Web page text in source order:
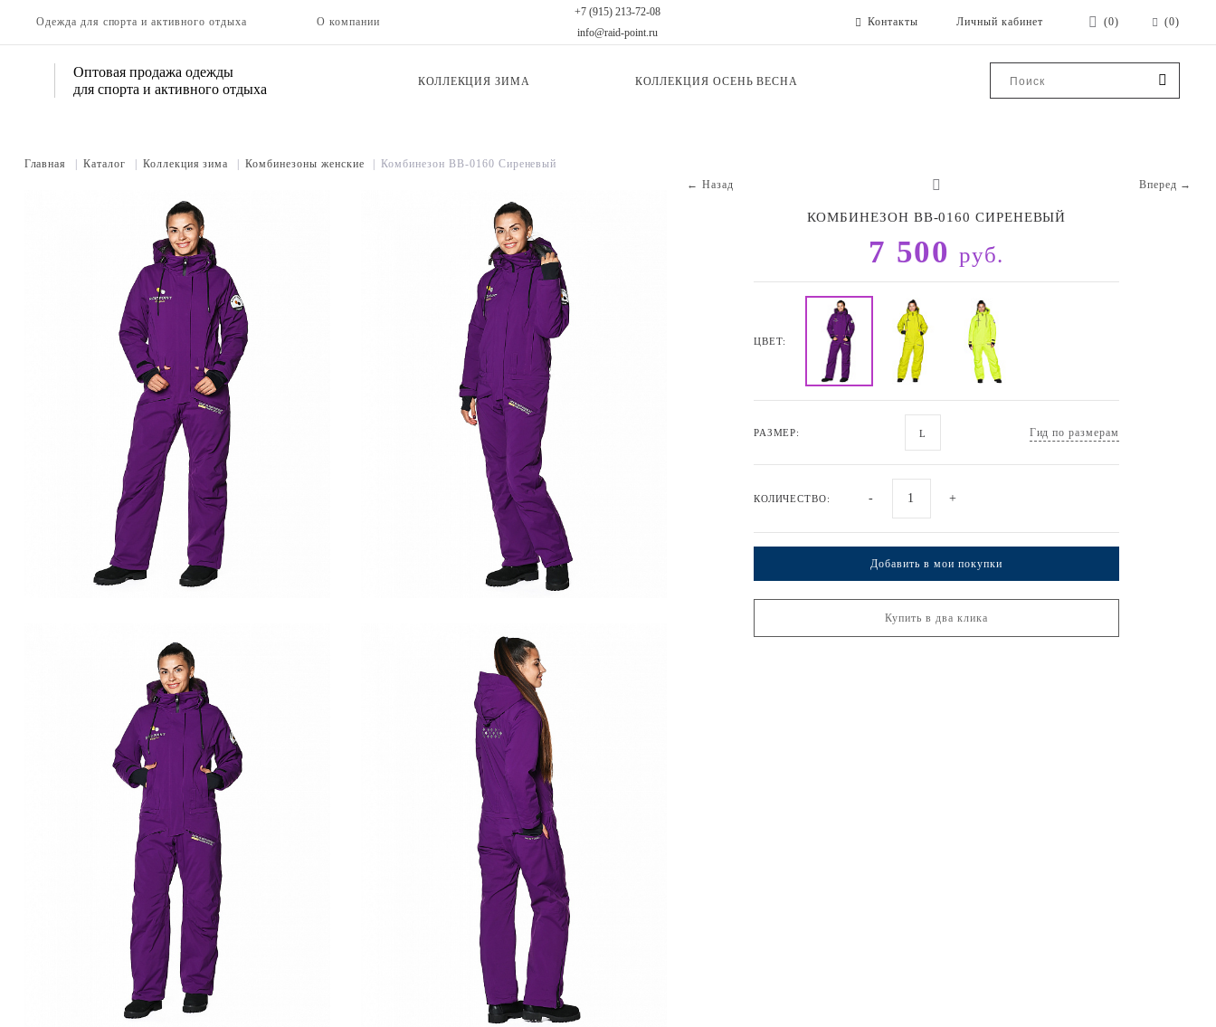
Одежда для спорта и активного отдыха О компании
+7 (915) 213-72-08
info@raid-point.ru
Контакты Личный кабинет (0) (0)
Оптовая продажа одежды
для спорта и активного отдыха
КОЛЛЕКЦИЯ ЗИМА КОЛЛЕКЦИЯ ОСЕНЬ ВЕСНА
Главная Каталог Коллекция зима Комбинезоны женские Комбинезон BB-0160 Сиреневый
← Назад
КОМБИНЕЗОН BB-0160 СИРЕНЕВЫЙ
7 500руб.
ЦВЕТ:
РАЗМЕР: L Гид по размерам
КОЛИЧЕСТВО: - +
Добавить в мои покупки
Купить в два клика
Вперед →